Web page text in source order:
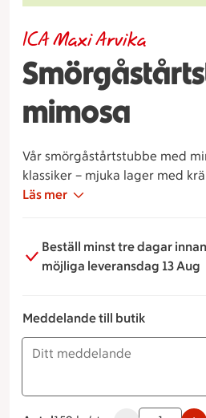
mimosa
ICA Maxi Arvika
Vår smörgåstårtstubbe med
klassiker – mjuka lager med
med ägg och mimosa. Räcker
Läs mer
Beställ minst tre dagar
möjliga leveransdag 13 Aug
Meddelande till butik